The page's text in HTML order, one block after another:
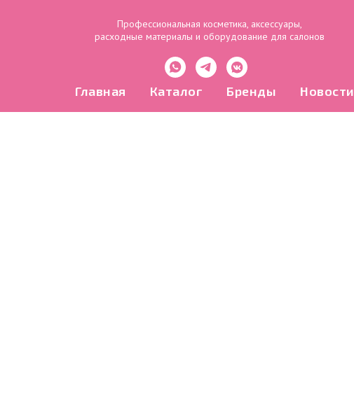
Профессиональная косметика, аксессуары,
расходные материалы и оборудование для салонов
Главная Каталог Бренды Новости